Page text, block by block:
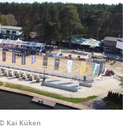
Kai Küken